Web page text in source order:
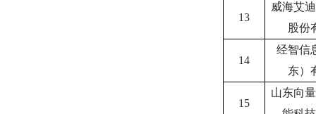
13
威海艾
股份
14
经智信
东）
15
山东向